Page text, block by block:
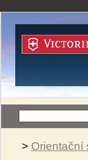
> Orientační